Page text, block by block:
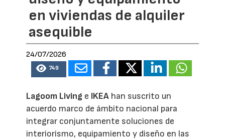
en viviendas de alquiler
asequible
24/07/2026
749
Lagoom Living e IKEA han suscrito un
acuerdo marco de ámbito nacional para
integrar conjuntamente soluciones de
interiorismo, equipamiento y diseño en las